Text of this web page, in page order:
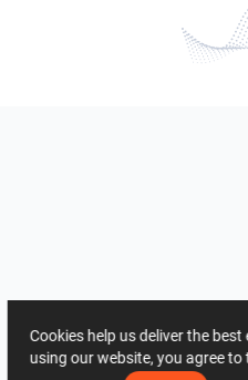
Cookies help us deliver the
using our website, you agree to